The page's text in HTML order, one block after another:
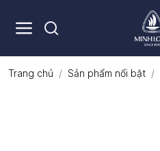
Trang chủ Sản phẩm nổi bật